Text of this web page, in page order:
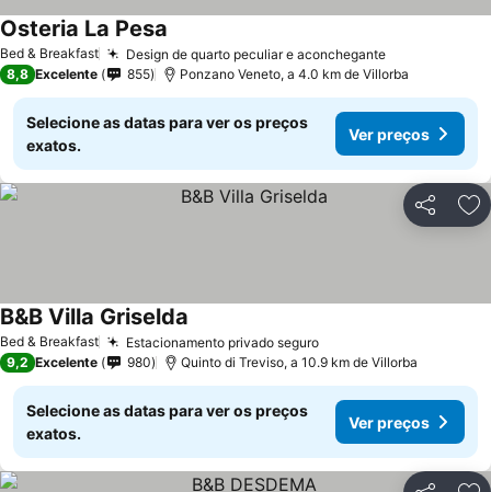
Bed & Breakfast Design de quarto peculiar e aconcheganteVer preços
Osteria La Pesa
8,8 Excelente 855 Ponzano Veneto, a 4.0 km de Villorba
Selecione as datas para ver os preços
exatos.
Ver preços
Partilhar
Bed & Breakfast Estacionamento privado seguroVer preços
B&B Villa Griselda
9,2 Excelente 980 Quinto di Treviso, a 10.9 km de Villorba
Selecione as datas para ver os preços
exatos.
Ver preços